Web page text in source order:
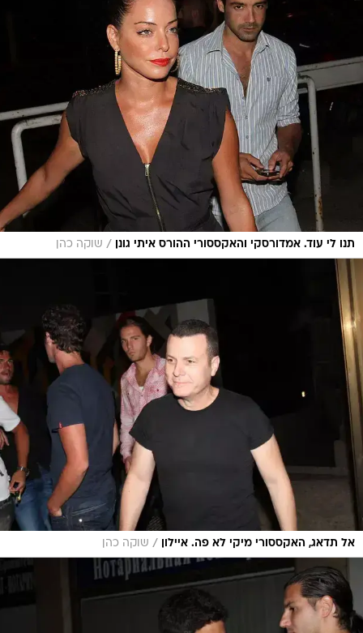
תנו לי עוד. אמדורסקי והאקססורי ההורס איתי גונן / שוקה כהן
אל תדאג, האקססורי מיקי לא פה. איילון / שוקה כהן